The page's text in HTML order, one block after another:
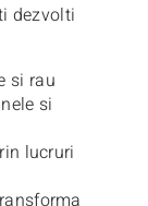
dezvolti
si rau
si
lucruri